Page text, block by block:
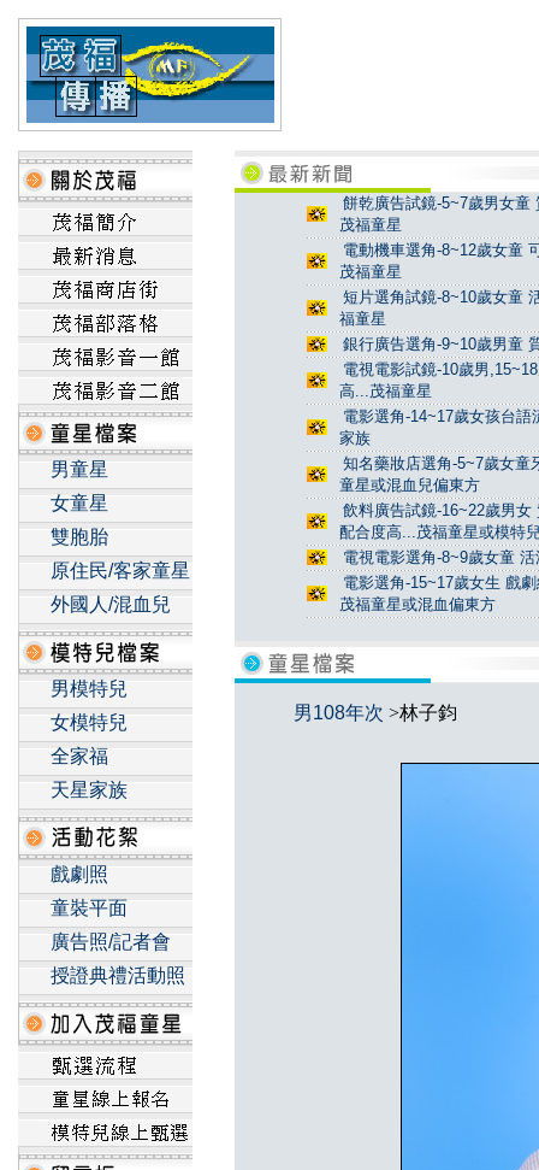
男童星
女童星
雙胞胎
原住民/客家童星
外國人/混血兒
男模特兒
女模特兒
全家福
天星家族
戲劇照
童裝平面
廣告照/記者會
授證典禮活動照
餅乾廣告試鏡-5~7歲男女
茂福童星
電動機車選角-8~12歲女童
茂福童星
短片選角試鏡-8~10歲女童
福童星
銀行廣告選角-9~10歲男童
電視電影試鏡-10歲男
高...茂福童星
電影選角-14~17歲女孩台
家族
知名藥妝店選角-5~7歲女童
童星或混血兒偏東方
飲料廣告試鏡-16~22歲男
配合度高...茂福童星或模特
電視電影選角-8~9歲女童
電影選角-15~17歲女生 戲
茂福童星或混血偏東方
男108年次 >林子鈞